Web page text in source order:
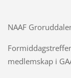
NAAF
medlemskap i